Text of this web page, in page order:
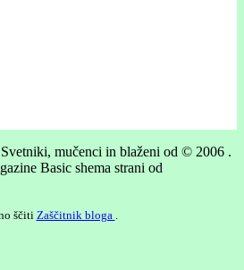
mučenci in blaženi od © 2006 .
Basic shema strani od
ščitiZaščitnik bloga .